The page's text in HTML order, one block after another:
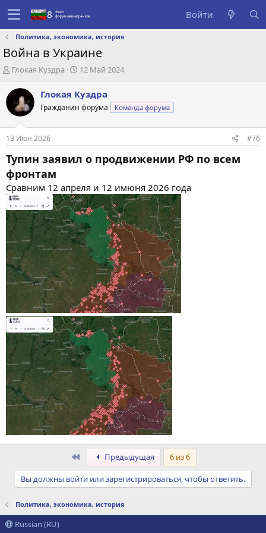
Войти
Политика, экономика, история
Война в Украине
А
т
о
р
е
м
ы
Глокая Куздра
Д
т
а
с
а
н
я
12 Май 2024
Глокая Куздра
Гражданин форума Команда форума
13 Июн 2026 #76
Тупин заявил о продвижении РФ по всем
фронтам
Сравним 12 апреля и 12 имюня 2026 года
ПервыйПредыдущая 6 из 6
Вы должны войти или зарегистрироваться, чтобы ответить.
Политика, экономика, история
Russian (RU)